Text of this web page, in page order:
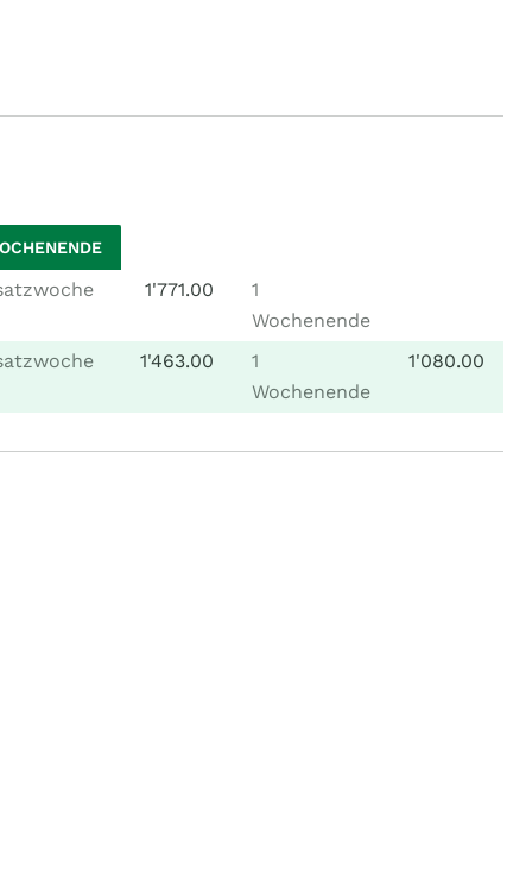
1'771.00
1
Wochenende
1'463.00
1
Wochenende
1'080.00